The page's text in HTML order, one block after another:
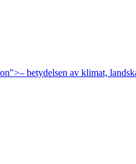
betydelsen av klimat,